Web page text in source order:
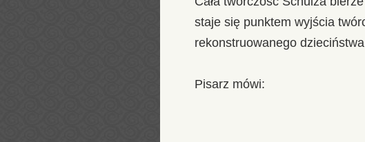
staje się punktem wyjścia
rekonstruowanego
Pisarz mówi: